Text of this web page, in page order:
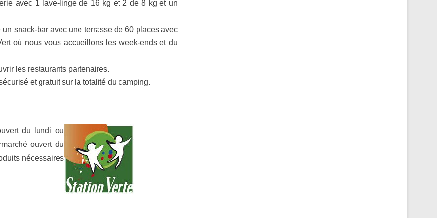
avec 1 lave-linge de 16 kg et 2 de 8 kg et un
snack-bar avec une terrasse de 60 places avec
où nous vous accueillons les week-ends et du
les restaurants partenaires.
et gratuit sur la totalité du camping.
du lundi ou
ouvert du
nécessaires